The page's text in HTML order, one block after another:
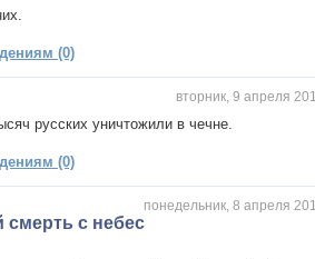
(0)
вторник, 9 апреля
русских уничтожили в чечне.
(0)
понедельник, 8 апреля
смерть с небес